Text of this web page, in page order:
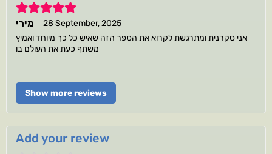
5
מירי
28 September, 2025
אני סקרנית ומתרגשת לקרוא את הספר הזה שאיש כל כך מיוחד ואמיץ
משתף כעת את העולם בו
Show more reviews
Add your review